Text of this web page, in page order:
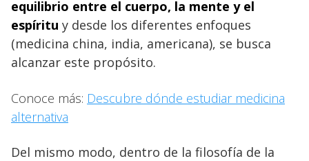
equilibrio entre el cuerpo, la mente y el
espíritu y desde los diferentes enfoques
(medicina china, india, americana), se busca
alcanzar este propósito.
Conoce más: Descubre dónde estudiar medicina
alternativa
Del mismo modo, dentro de la filosofía de la